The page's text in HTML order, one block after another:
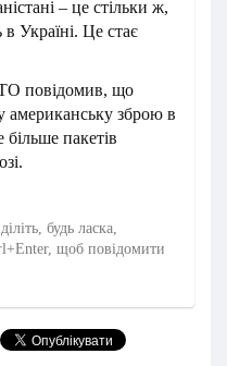
– це стільки ж,
в Україні. Це стає
повідомив, що
американську зброю в
пакетів
будь ласка,
щоб повідомити